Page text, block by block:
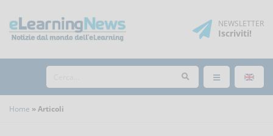
NEWSLETTER
Iscriviti!
Home Articoli